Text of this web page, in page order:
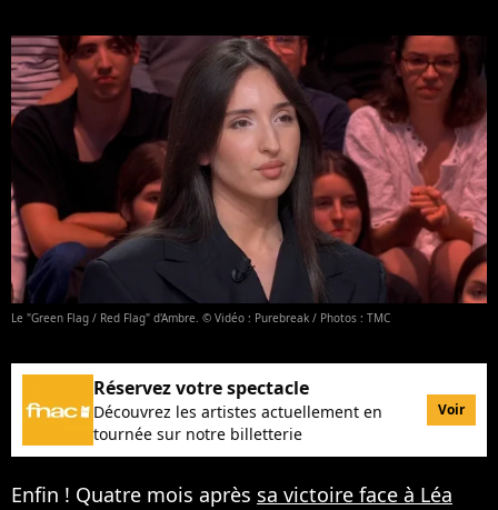
Le "Green Flag / Red Flag" d'Ambre. © Vidéo : Purebreak / Photos : TMC
Réservez votre spectacle
Découvrez les artistes actuellement en
tournée sur notre billetterie
Voir
Enfin ! Quatre mois après sa victoire face à Léa